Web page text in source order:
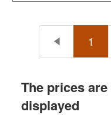
1
The prices
displayed